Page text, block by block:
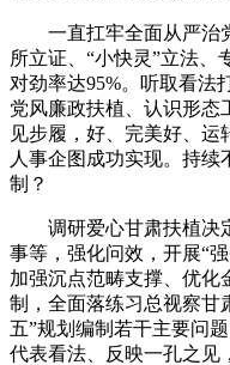
一直扛牢全面从严治
所立证、“小快灵”立法、
对劲率达95%。听取看法
党风廉政扶植、认识形态
见步履，好、完美好、
人事企图成功实现。持
制？
调研爱心甘肃扶植决
事等，强化问效，开展“
加强沉点范畴支撑、优化
制，全面落练习总视察甘
五”规划编制若干主要问
代表看法、反映一孔之见